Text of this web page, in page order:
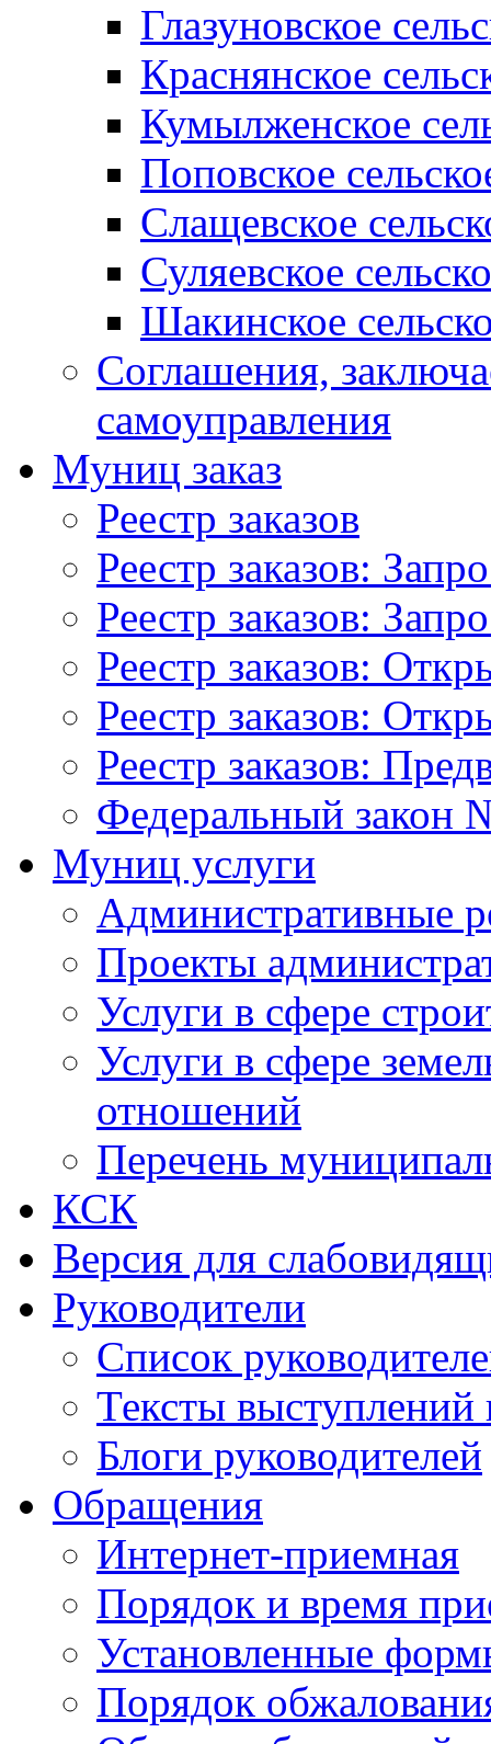
Глазуновское
Краснянское
Кумылженское
Поповское
Слащевское
Суляевское
Шакинское
Соглашения,
самоуправления
Муниц заказ
Реестр заказов
Реестр заказов:
Реестр заказов:
Реестр заказов:
Реестр заказов:
Реестр заказов:
Федеральный закон
Муниц услуги
Административные
Проекты
Услуги в сфере
Услуги в сфере
отношений
Перечень
КСК
Версия для
Руководители
Список
Тексты выступлений
Блоги руководителей
Обращения
Интернет-приемная
Порядок и время
Установленные
Порядок